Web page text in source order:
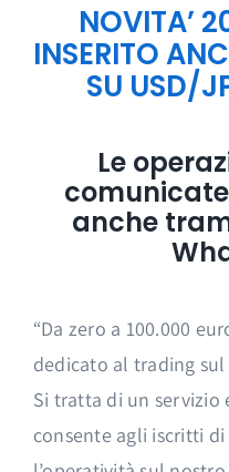
NOVITA’
INSERITO
SU USD/
Le
anche
“Da zero a 100.000
dedicato al trading sul
Si tratta di un servizio
consente agli iscritti